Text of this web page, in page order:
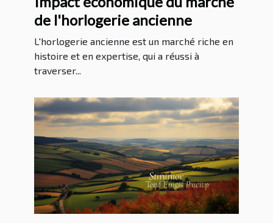
de l'horlogerie ancienne
L'horlogerie ancienne est un marché riche en
histoire et en expertise, qui a réussi à
traverser...